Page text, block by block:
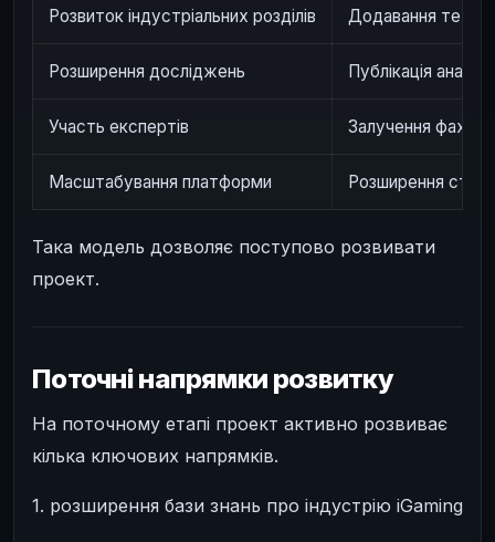
Розвиток індустріальних розділів Додавання
Розширення досліджень Публікація
Участь експертів Залучення
Масштабування платформи Розширення
Така модель дозволяє поступово розвивати
проект.
Поточні напрямки розвитку
На поточному етапі проект активно розвиває
кілька ключових напрямків.
1. розширення бази знань про індустрію iGaming